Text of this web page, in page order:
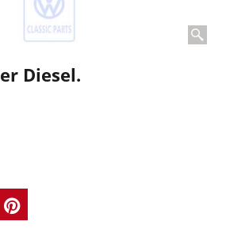
Diesel.